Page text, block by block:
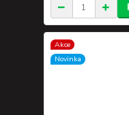
Akce
Novinka